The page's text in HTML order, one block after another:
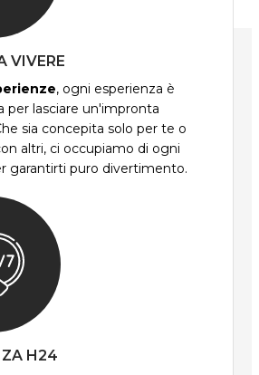
VIVERE
, ogni esperienza è
per lasciare un'impronta
sia concepita solo per te o
altri, ci occupiamo di ogni
garantirti puro divertimento.
H24